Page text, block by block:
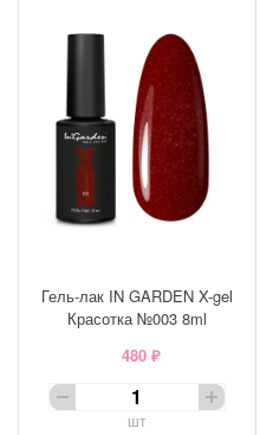
Гель-лак IN GARDEN X-gel
Красотка №003 8ml
480 ₽
шт